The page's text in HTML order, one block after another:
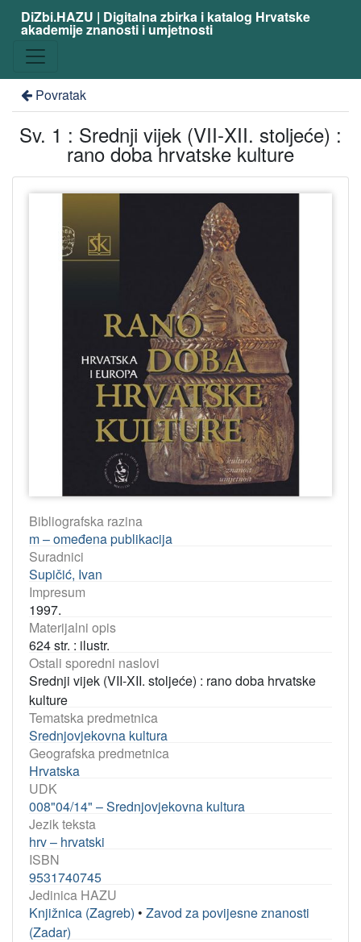
DiZbi.HAZU | Digitalna zbirka i katalog Hrvatske
akademije znanosti i umjetnosti
Povratak
Sv. 1 : Srednji vijek (VII-XII. stoljeće) :
rano doba hrvatske kulture
Bibliografska razina
m – omeđena publikacija
Suradnici
Supičić, Ivan
Impresum
1997.
Materijalni opis
624 str. : ilustr.
Ostali sporedni naslovi
Srednji vijek (VII-XII. stoljeće) : rano doba hrvatske
kulture
Tematska predmetnica
Srednjovjekovna kultura
Geografska predmetnica
Hrvatska
UDK
008"04/14" – Srednjovjekovna kultura
Jezik teksta
hrv – hrvatski
ISBN
9531740745
Jedinica HAZU
Knjižnica (Zagreb) • Zavod za povijesne znanosti
(Zadar)